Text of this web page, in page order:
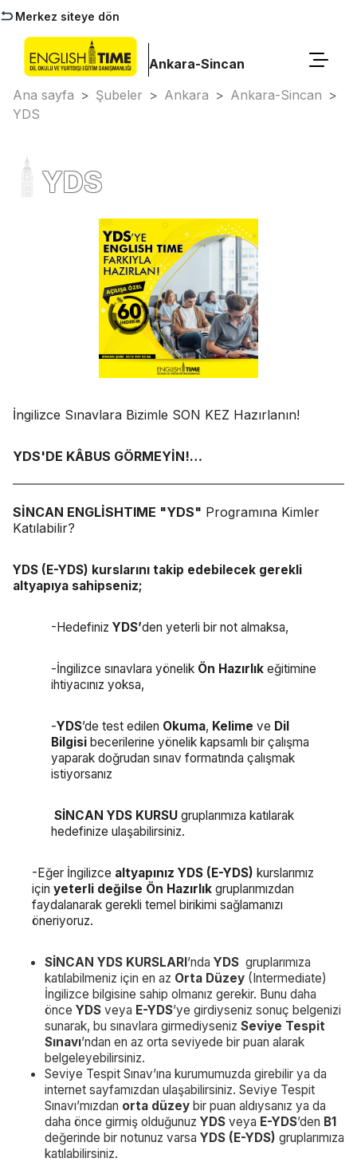
Merkez siteye dön
Ankara-Sincan
Ana sayfa > Şubeler > Ankara > Ankara-Sincan >
YDS
YDS
İngilizce Sınavlara Bizimle SON KEZ Hazırlanın!
YDS'DE KÂBUS GÖRMEYİN!…
SİNCAN ENGLİSHTIME "YDS" Programına Kimler
Katılabilir?
YDS (E-YDS) kurslarını takip edebilecek gerekli
altyapıya sahipseniz;
-Hedefiniz YDS’den yeterli bir not almaksa,
-İngilizce sınavlara yönelik Ön Hazırlık eğitimine
ihtiyacınız yoksa,
-YDS’de test edilen Okuma, Kelime ve Dil
Bilgisi becerilerine yönelik kapsamlı bir çalışma
yaparak doğrudan sınav formatında çalışmak
istiyorsanız
SİNCAN YDS KURSU gruplarımıza katılarak
hedefinize ulaşabilirsiniz.
-Eğer İngilizce altyapınız YDS (E-YDS) kurslarımız
için yeterli değilse Ön Hazırlık gruplarımızdan
faydalanarak gerekli temel birikimi sağlamanızı
öneriyoruz.
SİNCAN YDS KURSLARI’nda YDS gruplarımıza
katılabilmeniz için en az Orta Düzey (Intermediate)
İngilizce bilgisine sahip olmanız gerekir. Bunu daha
önce YDS veya E-YDS’ye girdiyseniz sonuç belgenizi
sunarak, bu sınavlara girmediyseniz Seviye Tespit
Sınavı’ndan en az orta seviyede bir puan alarak
belgeleyebilirsiniz.
Seviye Tespit Sınav’ına kurumumuzda girebilir ya da
internet sayfamızdan ulaşabilirsiniz. Seviye Tespit
Sınavı’mızdan orta düzey bir puan aldıysanız ya da
daha önce girmiş olduğunuz YDS veya E-YDS’den B1
değerinde bir notunuz varsa YDS (E-YDS) gruplarımıza
katılabilirsiniz.